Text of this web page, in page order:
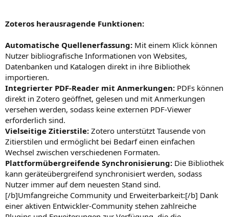
Zoteros herausragende Funktionen:
Automatische Quellenerfassung: Mit einem Klick können
Nutzer bibliografische Informationen von Websites,
Datenbanken und Katalogen direkt in ihre Bibliothek
importieren.
Integrierter PDF-Reader mit Anmerkungen: PDFs können
direkt in Zotero geöffnet, gelesen und mit Anmerkungen
versehen werden, sodass keine externen PDF-Viewer
erforderlich sind.
Vielseitige Zitierstile: Zotero unterstützt Tausende von
Zitierstilen und ermöglicht bei Bedarf einen einfachen
Wechsel zwischen verschiedenen Formaten.
Plattformübergreifende Synchronisierung: Die Bibliothek
kann geräteübergreifend synchronisiert werden, sodass
Nutzer immer auf dem neuesten Stand sind.
[/b]Umfangreiche Community und Erweiterbarkeit:[/b] Dank
einer aktiven Entwickler-Community stehen zahlreiche